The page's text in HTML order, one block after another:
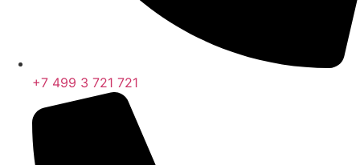
+7 499 3 721 721